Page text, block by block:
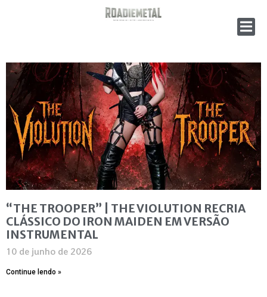
“THE TROOPER” | THE VIOLUTION RECRIA
CLÁSSICO DO IRON MAIDEN EM VERSÃO
INSTRUMENTAL
10 de junho de 2026
Continue lendo »